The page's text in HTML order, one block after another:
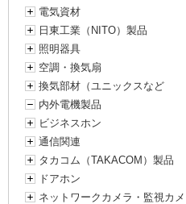
電気資材
日東工業（NITO）製品
照明器具
空調・換気扇
換気部材（ユニックスなど
内外電機製品
ビジネスホン
通信関連
タカコム（TAKACOM）製品
ドアホン
ネットワークカメラ・監視カメ